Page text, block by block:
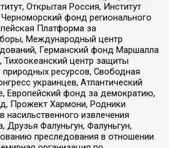
Открытая Россия, Институт
фонд регионального
Платформа за
Международный центр
Германский фонд Маршалла
центр защиты
ресурсов, Свободная
украинцев, Атлантический
Европейский фонд за демократию,
Прожект Хармони, Родники
насильственного извлечения
Друзья Фалуньгун, Фалуньгун,
преследования в отношении